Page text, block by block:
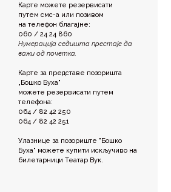
Карте можете резервисати
путем смс-а или позивом
на телефон благајне:
060 / 24 24 860
Нумерација седишта престаје да
важи од почетка.
Карте за представе позоришта
„Бошко Буха"
можете резервисати путем
телефона:
064 / 82 42 250
064 / 82 42 251
Улазнице за позориште "Бошко
Буха" можете купити искључиво на
билетарници Театар Вук.